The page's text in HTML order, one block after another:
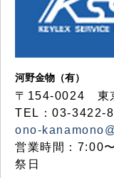
河野金物（有）
〒154-0024 東
TEL：03-3422-
ono-
営業時間：7:00
祭日